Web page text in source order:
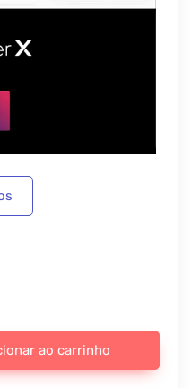
Purpose Theme - v4.15.0
ao carrinho